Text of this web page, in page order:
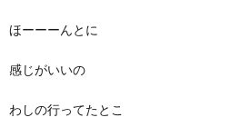
ほーーーんとに
感じがいいの
わしの行ってたとこ